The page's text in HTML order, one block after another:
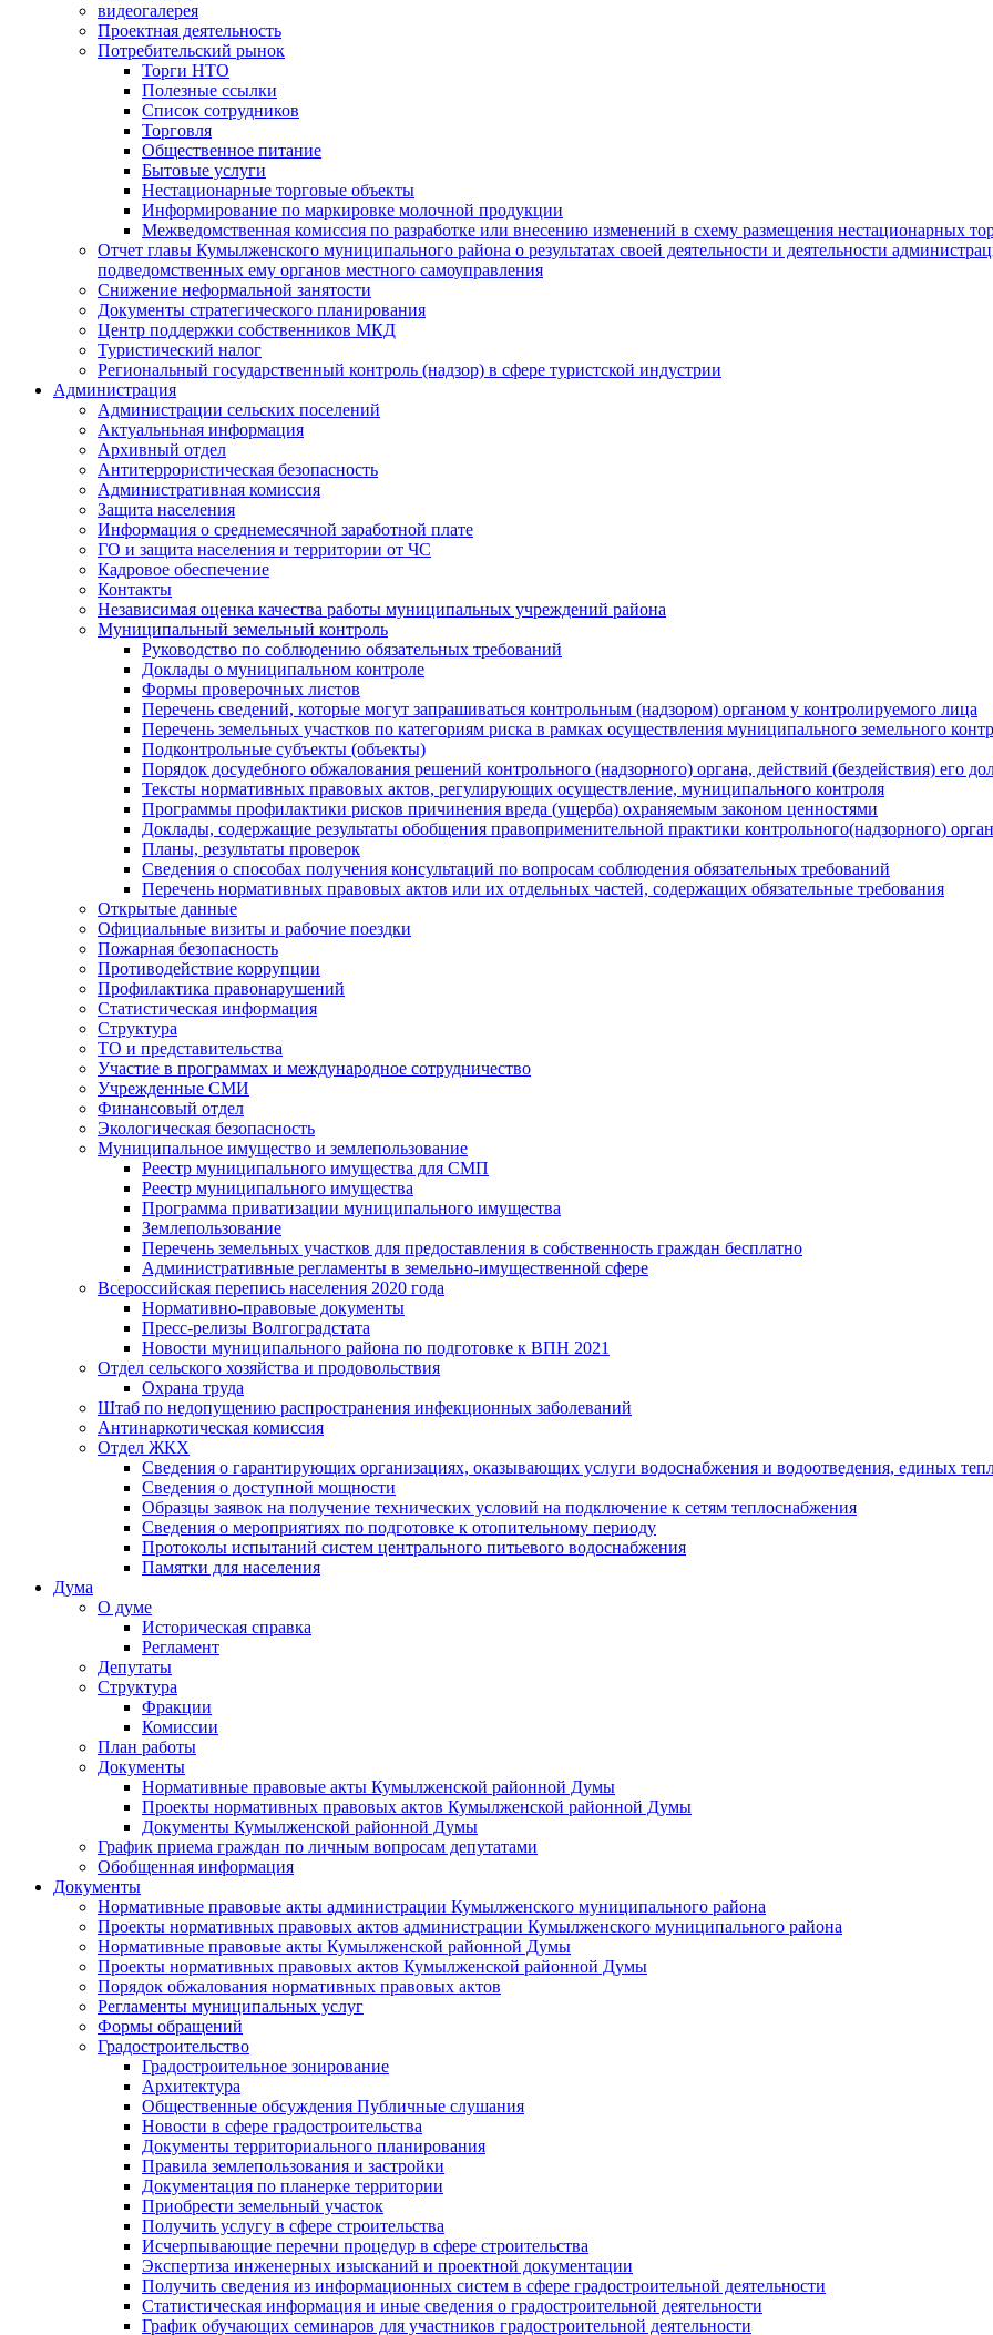
видеогалерея
Проектная деятельность
Потребительский рынок
Торги НТО
Полезные ссылки
Список сотрудников
Торговля
Общественное питание
Бытовые услуги
Нестационарные торговые объекты
Информирование по маркировке молочной продукции
Межведомственная комиссия по разработке или внесению изменений в схему размещения нестационарных
Отчет главы Кумылженского муниципального района о результатах своей деятельности и деятельности
подведомственных ему органов местного самоуправления
Снижение неформальной занятости
Документы стратегического планирования
Центр поддержки собственников МКД
Туристический налог
Региональный государственный контроль (надзор) в сфере туристской индустрии
Администрация
Администрации сельских поселений
Актуальньная информация
Архивный отдел
Антитеррористическая безопасность
Административная комиссия
Защита населения
Информация о среднемесячной заработной плате
ГО и защита населения и территории от ЧС
Кадровое обеспечение
Контакты
Независимая оценка качества работы муниципальных учреждений района
Муниципальный земельный контроль
Руководство по соблюдению обязательных требований
Доклады о муниципальном контроле
Формы проверочных листов
Перечень сведений, которые могут запрашиваться контрольным (надзором) органом у контролируемого лица
Перечень земельных участков по категориям риска в рамках осуществления муниципального земельного
Подконтрольные субъекты (объекты)
Порядок досудебного обжалования решений контрольного (надзорного) органа, действий (бездействия) его
Тексты нормативных правовых актов, регулирующих осуществление, муниципального контроля
Программы профилактики рисков причинения вреда (ущерба) охраняемым законом ценностями
Доклады, содержащие результаты обобщения правоприменительной практики контрольного(надзорного)
Планы, результаты проверок
Сведения о способах получения консультаций по вопросам соблюдения обязательных требований
Перечень нормативных правовых актов или их отдельных частей, содержащих обязательные требования
Открытые данные
Официальные визиты и рабочие поездки
Пожарная безопасность
Противодействие коррупции
Профилактика правонарушений
Статистическая информация
Структура
ТО и представительства
Участие в программах и международное сотрудничество
Учрежденные СМИ
Финансовый отдел
Экологическая безопасность
Муниципальное имущество и землепользование
Реестр муниципального имущества для СМП
Реестр муниципального имущества
Программа приватизации муниципального имущества
Землепользование
Перечень земельных участков для предоставления в собственность граждан бесплатно
Административные регламенты в земельно-имущественной сфере
Всероссийская перепись населения 2020 года
Нормативно-правовые документы
Пресс-релизы Волгоградстата
Новости муниципального района по подготовке к ВПН 2021
Отдел сельского хозяйства и продовольствия
Охрана труда
Штаб по недопущению распространения инфекционных заболеваний
Антинаркотическая комиссия
Отдел ЖКХ
Сведения о гарантирующих организациях, оказывающих услуги водоснабжения и водоотведения, единых
Сведения о доступной мощности
Образцы заявок на получение технических условий на подключение к сетям теплоснабжения
Сведения о мероприятиях по подготовке к отопительному периоду
Протоколы испытаний систем центрального питьевого водоснабжения
Памятки для населения
Дума
О думе
Историческая справка
Регламент
Депутаты
Структура
Фракции
Комиссии
План работы
Документы
Нормативные правовые акты Кумылженской районной Думы
Проекты нормативных правовых актов Кумылженской районной Думы
Документы Кумылженской районной Думы
График приема граждан по личным вопросам депутатами
Обобщенная информация
Документы
Нормативные правовые акты администрации Кумылженского муниципального района
Проекты нормативных правовых актов администрации Кумылженского муниципального района
Нормативные правовые акты Кумылженской районной Думы
Проекты нормативных правовых актов Кумылженской районной Думы
Порядок обжалования нормативных правовых актов
Регламенты муниципальных услуг
Формы обращений
Градостроительство
Градостроительное зонирование
Архитектура
Общественные обсуждения Публичные слушания
Новости в сфере градостроительства
Документы территориального планирования
Правила землепользования и застройки
Документация по планерке территории
Приобрести земельный участок
Получить услугу в сфере строительства
Исчерпывающие перечни процедур в сфере строительства
Экспертиза инженерных изысканий и проектной документации
Получить сведения из информационных систем в сфере градостроительной деятельности
Статистическая информация и иные сведения о градостроительной деятельности
График обучающих семинаров для участников градостроительной деятельности